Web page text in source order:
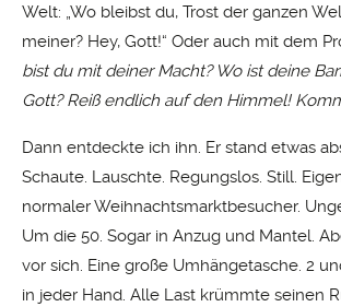
Welt: „Wo bleibst du, Trost der ganzen
meiner? Hey, Gott!“ Oder auch mit dem
bist du mit deiner Macht? Wo ist deine
Gott? Reiß endlich auf den Himmel!
Dann entdeckte ich ihn. Er stand etwas
Schaute. Lauschte. Regungslos. Still.
normaler Weihnachtsmarktbesucher.
Um die 50. Sogar in Anzug und Mantel.
vor sich. Eine große Umhängetasche. 2
in jeder Hand. Alle Last krümmte seinen